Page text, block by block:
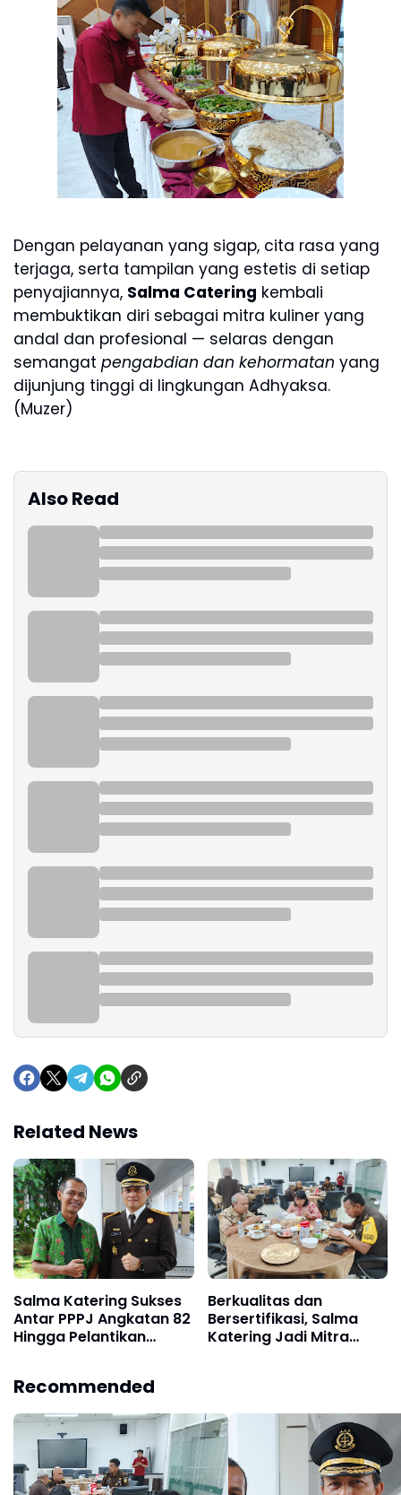
Dengan pelayanan yang sigap, cita rasa yang
terjaga, serta tampilan yang estetis di setiap
penyajiannya, Salma Catering kembali
membuktikan diri sebagai mitra kuliner yang
andal dan profesional — selaras dengan
semangat pengabdian dan kehormatan yang
dijunjung tinggi di lingkungan Adhyaksa.
(Muzer)
Also Read
Related News
Salma Katering Sukses
Antar PPPJ Angkatan 82
Hingga Pelantikan
Berkualitas dan
Bersertifikasi, Salma
Katering Jadi Mitra
Recommended